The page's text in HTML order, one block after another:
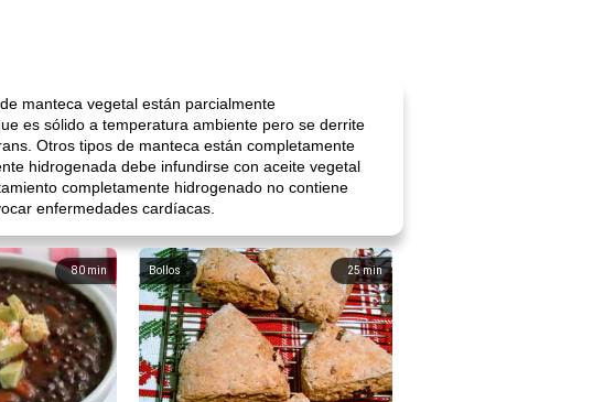
manteca vegetal están parcialmente
es sólido a temperatura ambiente pero se derrite
Otros tipos de manteca están completamente
hidrogenada debe infundirse con aceite vegetal
completamente hidrogenado no contiene
enfermedades cardíacas.
80 min 25min
Bollos